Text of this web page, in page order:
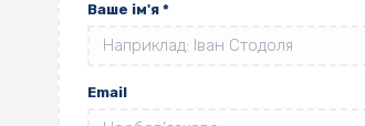
Ваше ім'я *
Email